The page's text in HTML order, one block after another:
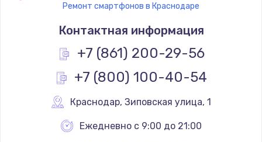
Ремонт смартфонов в Краснодаре
Контактная информация
+7 (861) 200-29-56
+7 (800) 100-40-54
Краснодар, Зиповская улица, 1
Ежедневно с 9:00 до 21:00